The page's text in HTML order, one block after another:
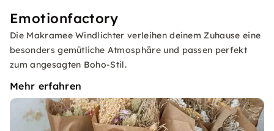
Emotionfactory
Die Makramee Windlichter verleihen deinem Zuhause eine
besonders gemütliche Atmosphäre und passen perfekt
zum angesagten Boho-Stil.
Mehr erfahren